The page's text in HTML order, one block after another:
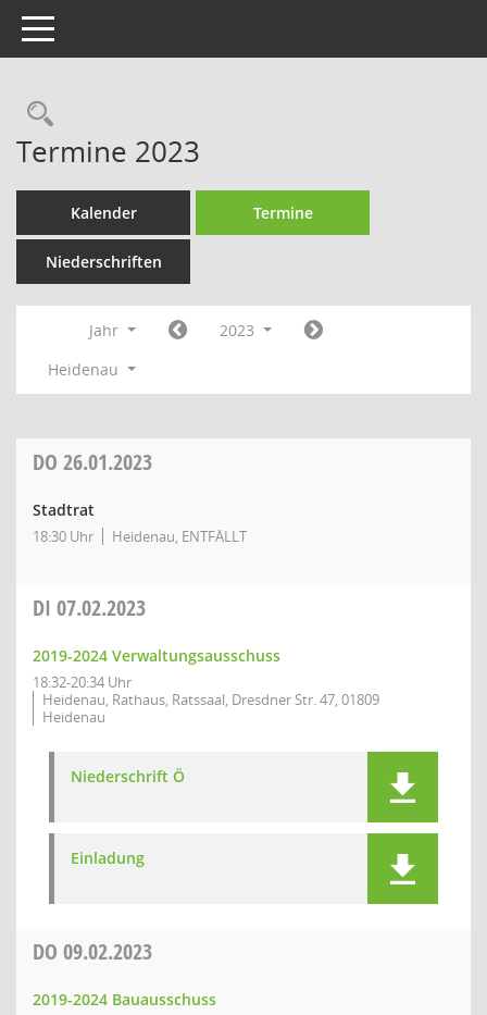
Toggle navigation
Rechercheauswahl
Termine 2023
Kalender Termine
Niederschriften
Jahr
2023
Heidenau
DO 26.01.2023
Stadtrat
18:30 Uhr Heidenau, ENTFÄLLT
DI 07.02.2023
2019-2024 Verwaltungsausschuss
18:32-20:34 Uhr
Heidenau, Rathaus, Ratssaal, Dresdner Str. 47, 01809
Heidenau
Niederschrift Ö
Einladung
DO 09.02.2023
2019-2024 Bauausschuss